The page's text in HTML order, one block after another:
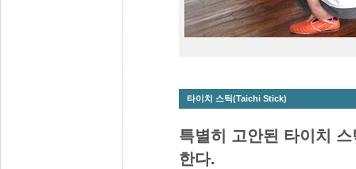
타이치 스틱(Taichi Stick)
특별히 고안된 타이치
한다.